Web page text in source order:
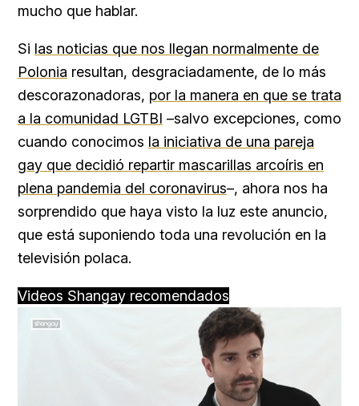
mucho que hablar.
Si las noticias que nos llegan normalmente de
Polonia resultan, desgraciadamente, de lo más
descorazonadoras, por la manera en que se trata
a la comunidad LGTBI –salvo excepciones, como
cuando conocimos la iniciativa de una pareja
gay que decidió repartir mascarillas arcoíris en
plena pandemia del coronavirus–, ahora nos ha
sorprendido que haya visto la luz este anuncio,
que está suponiendo toda una revolución en la
televisión polaca.
Videos Shangay recomendados